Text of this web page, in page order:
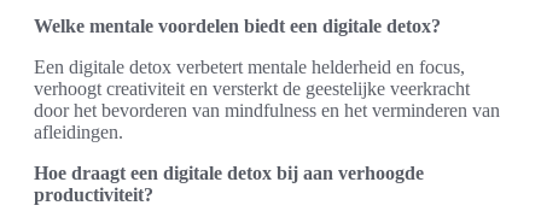
Welke mentale voordelen biedt een digitale detox?
Een digitale detox verbetert mentale helderheid en focus,
verhoogt creativiteit en versterkt de geestelijke veerkracht
door het bevorderen van mindfulness en het verminderen van
afleidingen.
Hoe draagt een digitale detox bij aan verhoogde
productiviteit?